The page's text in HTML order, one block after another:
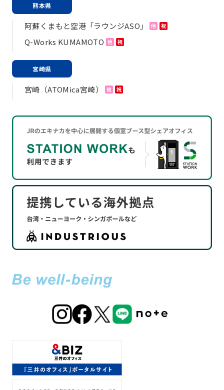
熊本県
阿蘇くまもと空港「ラウンジASO」 他 祝
Q-Works KUMAMOTO 他 祝
宮崎県
宮崎（ATOMica宮崎） 他 祝